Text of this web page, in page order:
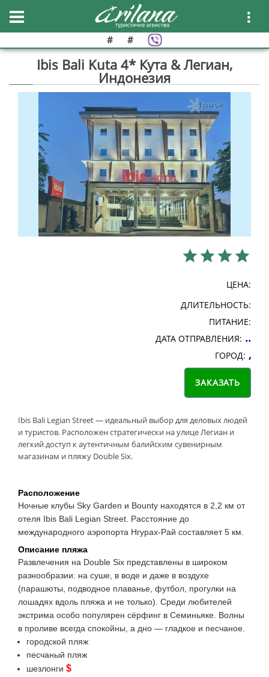
# #
Ibis Bali Kuta 4* Кута & Легиан,
Индонезия
ЦЕНА:
ДЛИТЕЛЬНОСТЬ:
ПИТАНИЕ:
ДАТА ОТПРАВЛЕНИЯ: ..
ГОРОД: ,
Ibis Bali Legian Street — идеальный выбор для деловых людей
и туристов. Расположен стратегически на улице Легиан и
легкий доступ к аутентичным балийским сувенирным
магазинам и пляжу Double Six.
Расположение
Ночные клубы Sky Garden и Bounty находятся в 2,2 км от
отеля Ibis Bali Legian Street. Расстояние до
международного аэропорта Нгурах-Рай составляет 5 км.
Описание пляжа
Развлечения на Double Six представлены в широком
разнообразии: на суше, в воде и даже в воздухе
(парашюты, подводное плаванье, футбол, прогулки на
лошадях вдоль пляжа и не только). Среди любителей
экстрима особо популярен сёрфинг в Семиньяке. Волны
в проливе всегда спокойны, а дно — гладкое и песчаное.
городской пляж
песчаный пляж
шезлонги $